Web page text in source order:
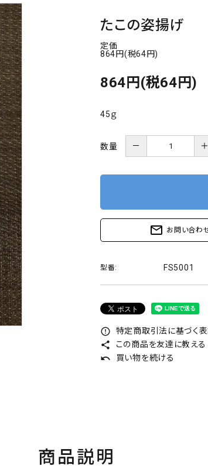
たこの姿揚げ
定価
864円(税64円)
864円(税64円)
45ｇ
数量 － ＋
mail_outline お問い合わ
型番: FS5001
error_outline 特定商取引法に基づく
share この商品を友達に教える
undo 買い物を続ける
商品説明